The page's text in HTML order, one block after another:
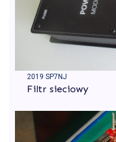
2019 SP7NJ
Filtr sieciowy